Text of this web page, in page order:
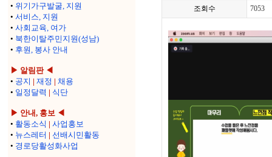
• 위기가구발굴, 지원
• 서비스, 지원
• 사회교육, 여가
• 북한이탈주민지원(성남)
• 후원, 봉사 안내
▶ 알림판 ◀
• 공지 | 재정 | 채용
• 일정달력 | 식단
▶ 안내, 홍보 ◀
• 활동소식 | 사업홍보
• 뉴스레터 | 선배시민활동
• 경로당활성화사업
조회수 7053